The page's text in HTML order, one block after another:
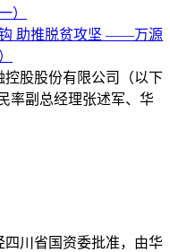
钩 助推脱贫攻坚 ——万源
控股股份有限公司（以下
率副总经理张述军、华
四川省国资委批准，由华